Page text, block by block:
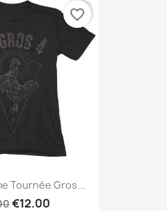
Tournée Gros...
€12.00
favorite_border